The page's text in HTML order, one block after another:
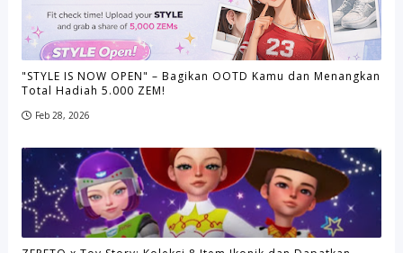
"STYLE IS NOW OPEN" – Bagikan OOTD Kamu dan Menangkan
Total Hadiah 5.000 ZEM!
Feb 28, 2026